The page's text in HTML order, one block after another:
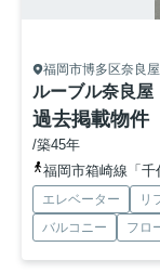
福岡市博多区奈良
ルーブル奈良屋
過去掲載物件
/築45年
福岡市箱崎線「
エレベーター リ
バルコニー
フロ